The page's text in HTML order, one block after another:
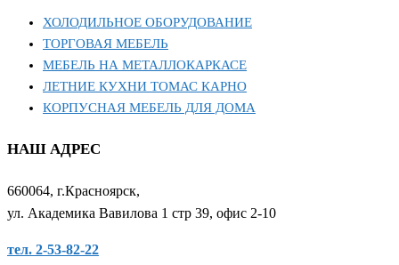
ХОЛОДИЛЬНОЕ ОБОРУДОВАНИЕ
ТОРГОВАЯ МЕБЕЛЬ
МЕБЕЛЬ НА МЕТАЛЛОКАРКАСЕ
ЛЕТНИЕ КУХНИ ТОМАС КАРНО
КОРПУСНАЯ МЕБЕЛЬ ДЛЯ ДОМА
НАШ АДРЕС
660064, г.Красноярск,
ул. Академика Вавилова 1 стр 39, офис 2-10
тел. 2-53-82-22